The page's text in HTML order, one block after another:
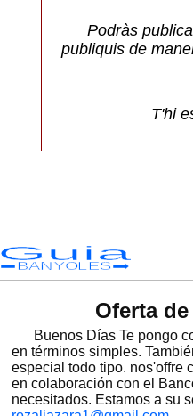
Podràs
publiquis de
T'hi
Guia
BANYOLES
Oferta
Buenos Días Te pongo
en términos simples.
especial todo tipo. nos'offre
en colaboración con el
necesitados. Estamos a su